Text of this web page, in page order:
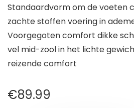
Standaardvorm om de voeten
zachte stoffen voering in
Voorgegoten comfort dikke
vel mid-zool in het lichte
reizende comfort
€89.99